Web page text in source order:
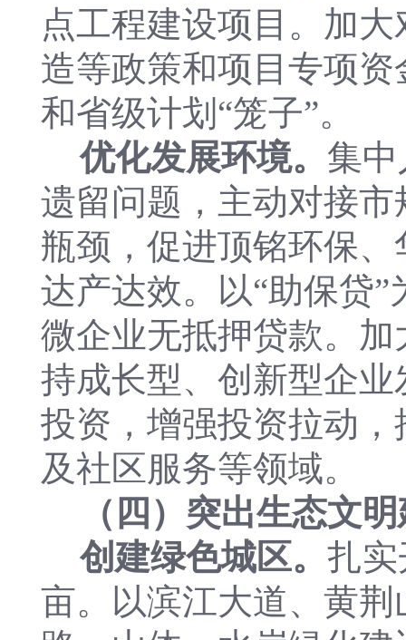
点工程建设项目。加
造等政策和项目专项
和省级计划“笼子”。
优化发展环境。 集
遗留问题，主动对接
瓶颈，促进顶铭环保
达产达效。以“助保贷
微企业无抵押贷款。
持成长型、创新型企
投资，增强投资拉动
及社区服务等领域。
（四）突出生态文
创建绿色城区。 扎实
亩。以滨江大道、黄